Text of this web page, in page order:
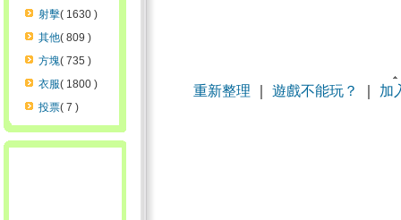
射擊( 1630 )
其他( 809 )
方塊( 735 )
衣服( 1800 )
投票( 7 )
重新整理 遊戲不能玩？ 加